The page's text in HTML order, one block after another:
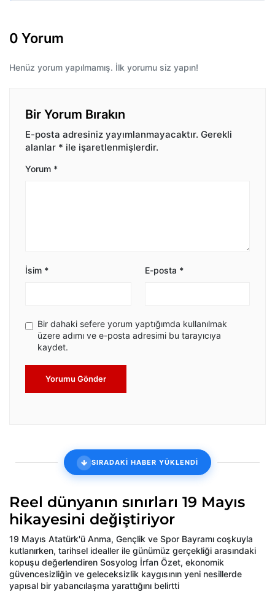
0 Yorum
Henüz yorum yapılmamış. İlk yorumu siz yapın!
Bir Yorum Bırakın
E-posta adresiniz yayımlanmayacaktır. Gerekli
alanlar * ile işaretlenmişlerdir.
Yorum *
İsim * E-posta *
Bir dahaki sefere yorum yaptığımda kullanılmak
üzere adımı ve e-posta adresimi bu tarayıcıya
kaydet.
Yorumu Gönder
SIRADAKİ HABER YÜKLENDİ
Reel dünyanın sınırları 19 Mayıs
hikayesini değiştiriyor
19 Mayıs Atatürk'ü Anma, Gençlik ve Spor Bayramı coşkuyla
kutlanırken, tarihsel idealler ile günümüz gerçekliği arasındaki
kopuşu değerlendiren Sosyolog İrfan Özet, ekonomik
güvencesizliğin ve geleceksizlik kaygısının yeni nesillerde
yapısal bir yabancılaşma yarattığını belirtti